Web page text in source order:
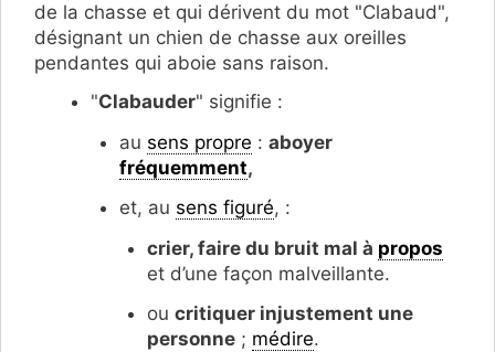
de la chasse et qui dérivent du mot "Clabaud",
désignant un chien de chasse aux oreilles
pendantes qui aboie sans raison.
"Clabauder" signifie :
au sens propre : aboyer
fréquemment,
et, au sens figuré, :
crier, faire du bruit mal à propos
et d’une façon malveillante.
ou critiquer injustement une
personne ; médire.